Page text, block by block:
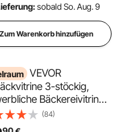
sobald So. Aug. 9
Zum Warenkorb hinzufügen
VEVOR
3-stöckig,
Bäckereivitrine
Acryl,
mit Klapptür &
(84)